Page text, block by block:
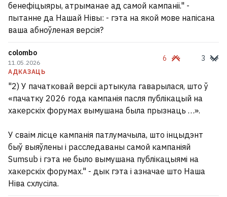
бенефіцыяры, атрыманае ад самой кампаніі." -
пытанне да Нашай Нівы: - гэта на якой мове напісана
ваша абноўленая версія?
colombo
11.05.2026
АДКАЗАЦЬ
6 3
"2) У пачатковай версіі артыкула гаварылася, што ў
«пачатку 2026 года кампанія пасля публікацый на
хакерскіх форумах вымушана была прызнаць …».
У сваім лісце кампанія патлумачыла, што інцыдэнт
быў выяўлены і расследаваны самой кампаніяй
Sumsub і гэта не было вымушана публікацыямі на
хакерскіх форумах." - дык гэта і азначае што Наша
Ніва схлусіла.